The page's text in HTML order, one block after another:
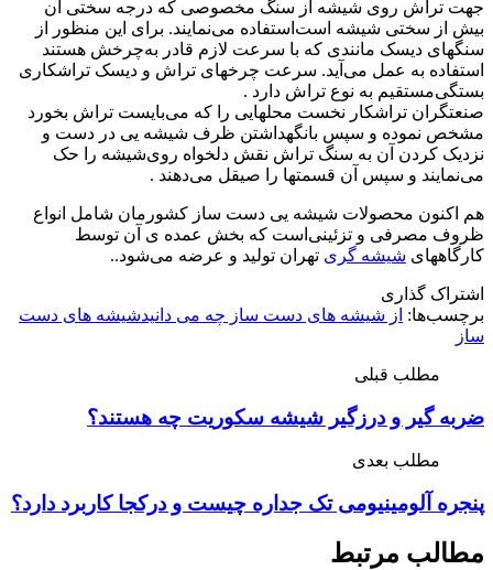
جهت تراش روی‌ شیشه از سنگ مخصوصی که‌ درجه‌ سختی آن
بیش از سختی شیشه است‌‌استفاده‌ می‌نمایند. برای این‌ منظور از
سنگهای دیسک مانندی که‌ با سرعت‌ لازم‌ قادر به‌‌چرخش‌ هستند
استفاده‌ به‌ عمل می‌آید. سرعت‌ چرخهای تراش و دیسک تراشکاری‌
بستگی‌مستقیم به‌ نوع تراش دارد .‌
صنعتگران تراشکار نخست محلهایی‌ را که‌ می‌بایست تراش بخورد
مشخص نموده‌ و سپس با‌نگهداشتن ظرف شیشه یی‌ در دست‌ و
نزدیک‌ کردن‌ آن به‌ سنگ تراش نقش دلخواه روی‌‌شیشه را حک‌
می‌نمایند و سپس آن قسمتها را صیقل می‌دهند .‌
هم اکنون محصولات شیشه یی‌ دست‌ ساز کشورمان شامل‌ انواع
ظروف‌ مصرفی‌ و تزئینی‌است‌ که‌ بخش عمده ی آن توسط‌
کارگاههای شیشه گری تهران تولید و عرضه‌ می‌شود.‌.
اشتراک گذاری
برچسب‌ها: از شیشه های دست ساز چه می دانیدشیشه های دست
ساز
مطلب قبلی
ضربه گیر و درزگیر شیشه سکوریت چه هستند؟
مطلب بعدی
پنجره آلومینیومی تک جداره چیست و درکجا کاربرد دارد؟
مطالب مرتبط